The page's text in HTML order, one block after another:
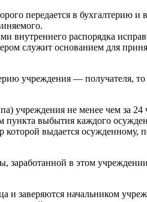
передается в бухгалтерию
внутреннего распорядка
служит основанием для
учреждения — получателя,
учреждения не менее чем за
пункта выбытия каждого
выдается осужденному,
заработанной в этом
заверяются начальником